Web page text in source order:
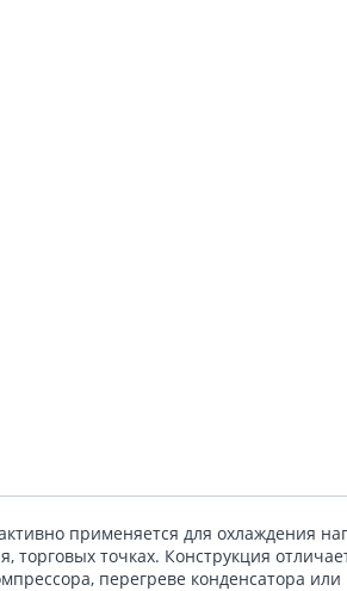
применяется для охлаждения
торговых точках. Конструкция
перегреве конденсатора